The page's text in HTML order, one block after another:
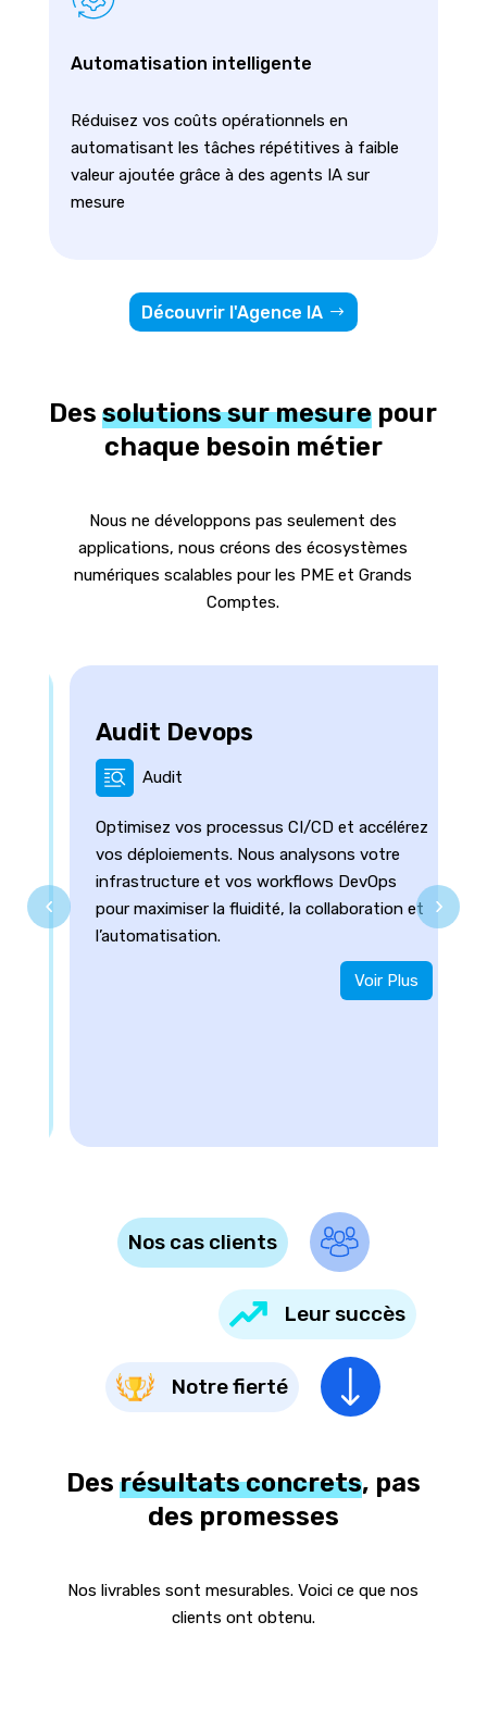
Automatisation intelligente
Réduisez vos coûts opérationnels en
automatisant les tâches répétitives à faible
valeur ajoutée grâce à des agents IA sur
mesure
Découvrir l'Agence IA
Dessolutions sur mesure pour
chaque besoin métier
Nous ne développons pas seulement des
applications, nous créons des écosystèmes
numériques scalables pour les PME et Grands
Comptes.
Audit Devops
Audit
Optimisez vos processus CI/CD et accélérez
vos déploiements. Nous analysons votre
infrastructure et vos workflows DevOps
pour maximiser la fluidité, la collaboration et
l’automatisation.
Voir Plus
Nos cas clients
Leur succès
Notre fierté
Des résultats concrets, pas
des promesses
Nos livrables sont mesurables. Voici ce que nos
clients ont obtenu.